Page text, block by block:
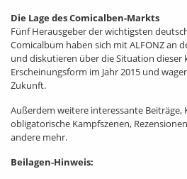
Die Lage des Comicalben-Markts
Fünf Herausgeber der wichtigsten
Comicalbum haben sich mit ALFONZ an
und diskutieren über die Situation dieser
Erscheinungsform im Jahr 2015 und
Zukunft.
Außerdem weitere interessante Beiträge,
obligatorische Kampfszenen,
andere mehr.
Beilagen-Hinweis: